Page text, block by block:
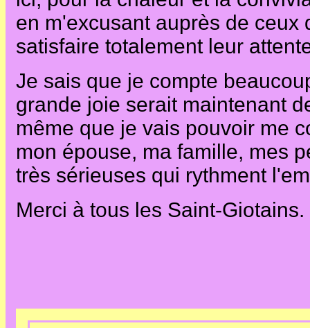
en m'excusant auprès de ceux
satisfaire totalement leur
Je sais que je compte
grande joie serait maintenant
même que je vais pouvoir me
mon épouse, ma famille, mes
très sérieuses qui rythment
Merci à tous les Saint-Giotains.